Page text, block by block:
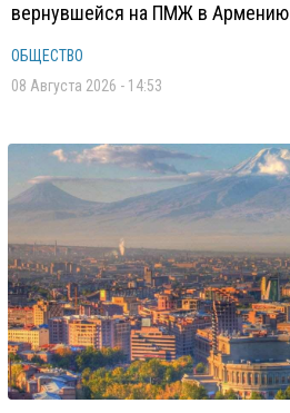
вернувшейся на ПМЖ в Армению
ОБЩЕСТВО
08 Августа 2026 - 14:53